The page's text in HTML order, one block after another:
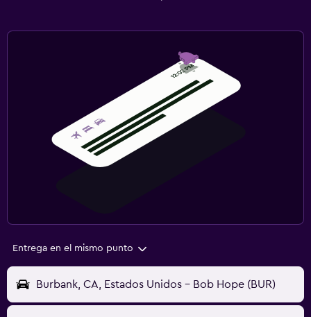
Entrega en el mismo punto
Burbank, CA, Estados Unidos - Bob Hope (BUR)